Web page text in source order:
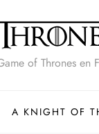
of Thrones en
A KNIGHT OF